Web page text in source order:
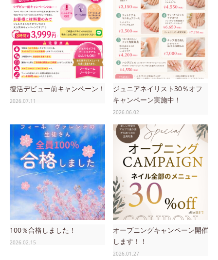
復活デビュー前キャンペーン！
2026.07.11
ジュニアネイリスト30％オフ
キャンペーン実施中！
2026.06.02
100％合格しました！
2026.02.15
オープニングキャンペーン開催
します！！
2026.01.27